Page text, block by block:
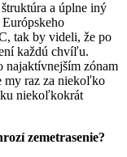
a úplne iný
tak by videli, že po
každú chvíľu.
najaktívnejším zónam
my raz za niekoľko
niekoľkokrát
zemetrasenie?